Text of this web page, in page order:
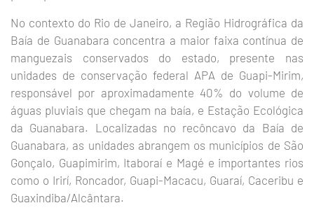
No contexto do Rio de Janeiro, a Região Hidrográfica da
Baía de Guanabara concentra a maior faixa contínua de
manguezais conservados do estado, presente nas
unidades de conservação federal APA de Guapi-Mirim,
responsável por aproximadamente 40% do volume de
águas pluviais que chegam na baía, e Estação Ecológica
da Guanabara. Localizadas no recôncavo da Baía de
Guanabara, as unidades abrangem os municípios de São
Gonçalo, Guapimirim, Itaboraí e Magé e importantes rios
como o Irirí, Roncador, Guapi-Macacu, Guaraí, Caceribu e
Guaxindiba/Alcântara.